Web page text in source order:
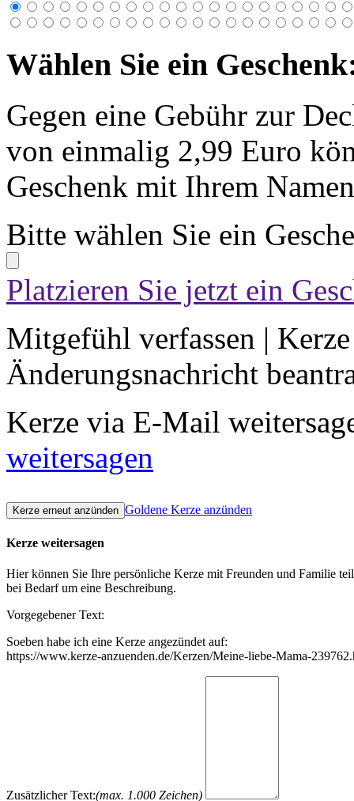
Wählen Sie ein
Gegen eine Gebühr zur
von einmalig 2,99 Euro
Geschenk mit Ihrem
Bitte wählen Sie ein
Platzieren Sie jetzt ein
Mitgefühl verfassen |
Änderungsnachricht
Kerze via E-Mail
weitersagen
Goldene Kerze anzünden
Kerze weitersagen
Hier können Sie Ihre persönliche Kerze mit Freunden und Familie
bei Bedarf um eine Beschreibung.
Vorgegebener Text:
Soeben habe ich eine Kerze angezündet auf:
https://www.kerze-anzuenden.de/Kerzen/Meine-liebe-Mama-
Zusätzlicher Text:(max. 1.000 Zeichen)